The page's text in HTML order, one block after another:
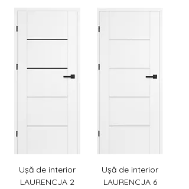
Ușă de interior
LAURENCJA 2
Ușă de interior
LAURENCJA 6